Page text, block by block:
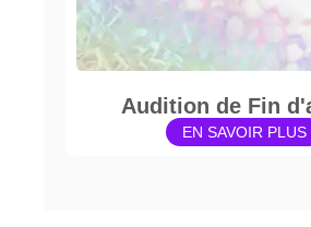
Audition de Fin
EN SAVOIR PLUS